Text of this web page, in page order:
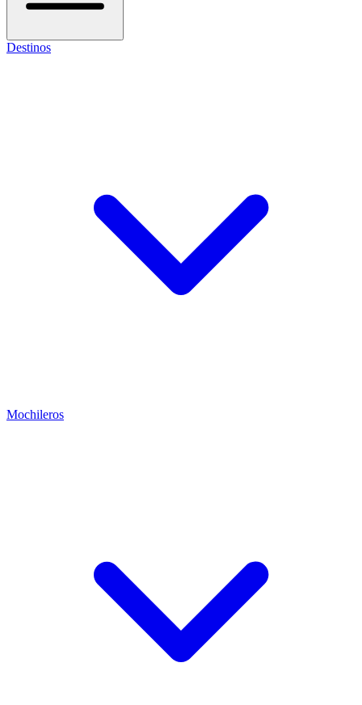
Destinos
Mochileros